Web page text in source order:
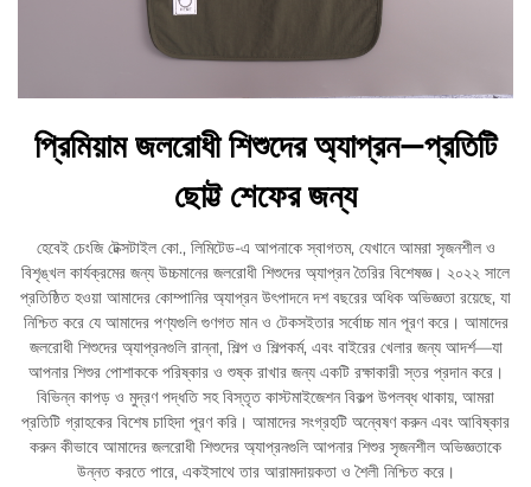
প্রিমিয়াম জলরোধী শিশুদের অ্যাপ্রন—প্রতিটি
ছোট্ট শেফের জন্য
হেবেই চেংজি টেক্সটাইল কো., লিমিটেড-এ আপনাকে স্বাগতম, যেখানে আমরা সৃজনশীল ও
বিশৃঙ্খল কার্যক্রমের জন্য উচ্চমানের জলরোধী শিশুদের অ্যাপ্রন তৈরির বিশেষজ্ঞ। ২০২২ সালে
প্রতিষ্ঠিত হওয়া আমাদের কোম্পানির অ্যাপ্রন উৎপাদনে দশ বছরের অধিক অভিজ্ঞতা রয়েছে, যা
নিশ্চিত করে যে আমাদের পণ্যগুলি গুণগত মান ও টেকসইতার সর্বোচ্চ মান পূরণ করে। আমাদের
জলরোধী শিশুদের অ্যাপ্রনগুলি রান্না, শিল্প ও শিল্পকর্ম, এবং বাইরের খেলার জন্য আদর্শ—যা
আপনার শিশুর পোশাককে পরিষ্কার ও শুষ্ক রাখার জন্য একটি রক্ষাকারী স্তর প্রদান করে।
বিভিন্ন কাপড় ও মুদ্রণ পদ্ধতি সহ বিস্তৃত কাস্টমাইজেশন বিকল্প উপলব্ধ থাকায়, আমরা
প্রতিটি গ্রাহকের বিশেষ চাহিদা পূরণ করি। আমাদের সংগ্রহটি অন্বেষণ করুন এবং আবিষ্কার
করুন কীভাবে আমাদের জলরোধী শিশুদের অ্যাপ্রনগুলি আপনার শিশুর সৃজনশীল অভিজ্ঞতাকে
উন্নত করতে পারে, একইসাথে তার আরামদায়কতা ও শৈলী নিশ্চিত করে।